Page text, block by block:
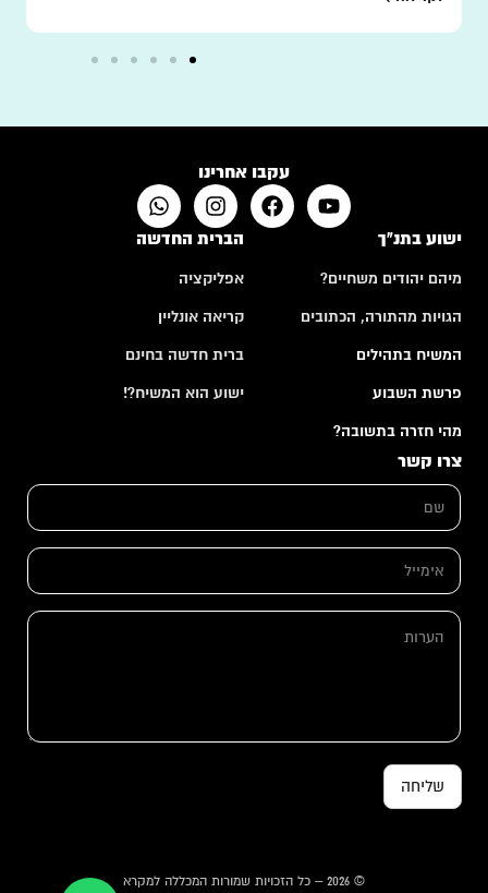
עקבו אחרינו
ישוע בתנ"ך
מיהם יהודים משחיים?
הגויות מהתורה, הכתובים
המשיח בתהילים
פרשת השבוע
מהי חזרה בתשובה?
הברית החדשה
אפליקציה
קריאה אונליין
ברית חדשה בחינם
ישוע הוא המשיח?!
צרו קשר
ש
*
ם
ע
ר
א
מ
י
ה
שליחה
© 2026 – כל הזכויות שמורות המכללה למקרא